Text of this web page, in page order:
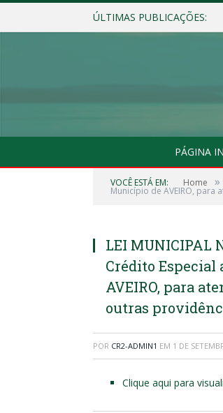
ÚLTIMAS PUBLICAÇÕES:
PÁGINA
VOCÊ ESTÁ EM: Home »
Município de AVEIRO,
LEI MUNICIPAL
Crédito
AVEIRO, para
outras
POR CR2-ADMIN1 EM 1 DE
Clique aqui para